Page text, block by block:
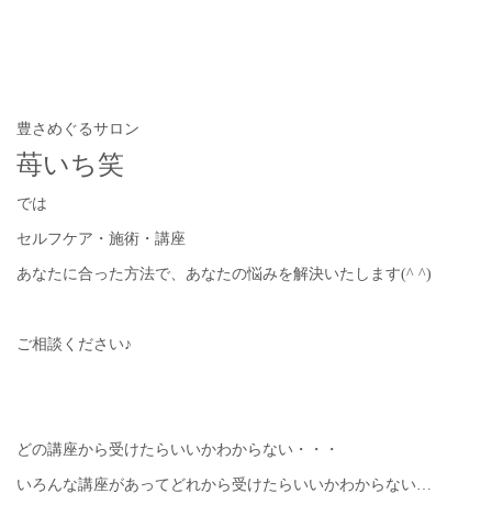
豊さめぐるサロン
苺いち笑
では
セルフケア・施術・講座
あなたに合った方法で、あなたの悩みを解決いたします(^ ^)
ご相談ください♪
どの講座から受けたらいいかわからない・・・
いろんな講座があってどれから受けたらいいかわからない…